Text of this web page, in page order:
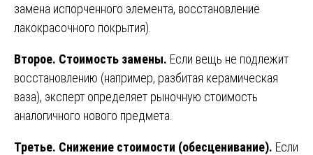
замена испорченного элемента, восстановление
лакокрасочного покрытия).
Второе. Стоимость замены. Если вещь не подлежит
восстановлению (например, разбитая керамическая
ваза), эксперт определяет рыночную стоимость
аналогичного нового предмета.
Третье. Снижение стоимости (обесценивание). Если